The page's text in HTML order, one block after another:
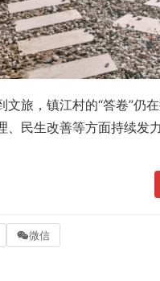
文旅，镇江村的“答卷”仍
、民生改善等方面持续发
微信